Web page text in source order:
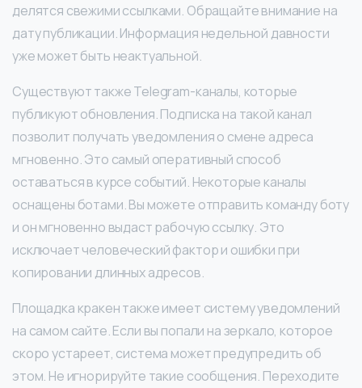
делятся свежими ссылками. Обращайте внимание на
дату публикации. Информация недельной давности
уже может быть неактуальной.
Существуют также Telegram-каналы, которые
публикуют обновления. Подписка на такой канал
позволит получать уведомления о смене адреса
мгновенно. Это самый оперативный способ
оставаться в курсе событий. Некоторые каналы
оснащены ботами. Вы можете отправить команду боту
и он мгновенно выдаст рабочую ссылку. Это
исключает человеческий фактор и ошибки при
копировании длинных адресов.
Площадка кракен также имеет систему уведомлений
на самом сайте. Если вы попали на зеркало, которое
скоро устареет, система может предупредить об
этом. Не игнорируйте такие сообщения. Переходите